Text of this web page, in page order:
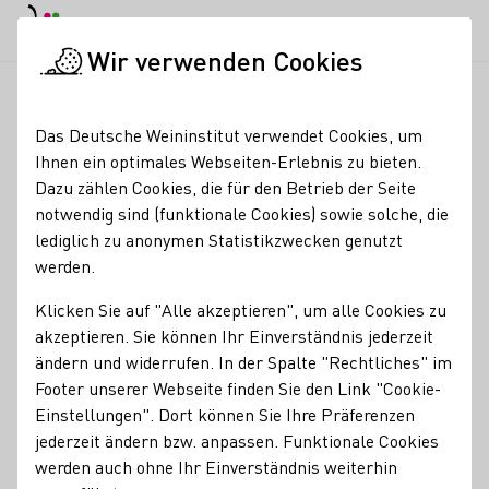
Weingut Robert König
Sekt Wein
Mitgliedschaften
Generation Riesling Deutscher Weinbauverband e.V.
Services
Straußwirtschaft Vinothek Online Versand ab Hof
Wir verwenden Cookies
Das Deutsche Weininstitut verwendet Cookies, um
Ihnen ein optimales Webseiten-Erlebnis zu bieten.
Dazu zählen Cookies, die für den Betrieb der Seite
notwendig sind (funktionale Cookies) sowie solche, die
lediglich zu anonymen Statistikzwecken genutzt
werden.
Klicken Sie auf "Alle akzeptieren", um alle Cookies zu
akzeptieren. Sie können Ihr Einverständnis jederzeit
ändern und widerrufen. In der Spalte "Rechtliches" im
Footer unserer Webseite finden Sie den Link "Cookie-
Einstellungen". Dort können Sie Ihre Präferenzen
jederzeit ändern bzw. anpassen. Funktionale Cookies
werden auch ohne Ihr Einverständnis weiterhin